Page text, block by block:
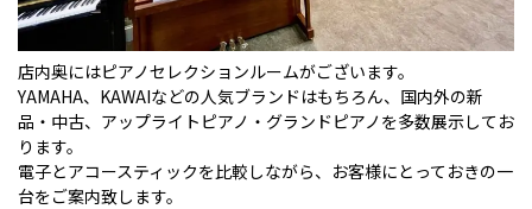
店内奥にはピアノセレクションルームがございます。
YAMAHA、KAWAIなどの人気ブランドはもちろん、国内外の新
品・中古、アップライトピアノ・グランドピアノを多数展示してお
ります。
電子とアコースティックを比較しながら、お客様にとっておきの一
台をご案内致します。